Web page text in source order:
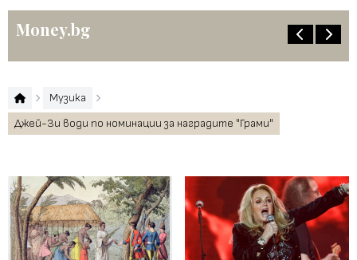
Money.bg
Музика
Джей-Зи води по номинации за наградите "Грами"